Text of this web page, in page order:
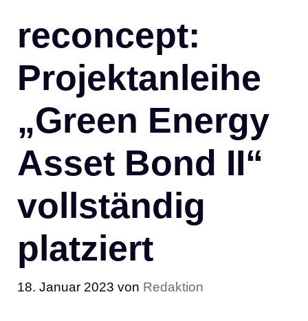
reconcept:
Projektanleihe
„Green Energy
Asset Bond II“
vollständig
platziert
18. Januar 2023 von Redaktion